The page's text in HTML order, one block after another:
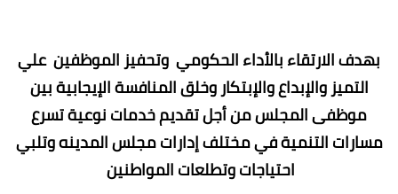
بهدف الارتقاء بالأداء الحكومي وتحفيز الموظفين علي
التميز والإبداع والإبتكار وخلق المنافسة الإيجابية بين
موظفى المجلس من أجل تقديم خدمات نوعية تسرع
مسارات التنمية في مختلف إدارات مجلس المدينه وتلبي
احتياجات وتطلعات المواطنين